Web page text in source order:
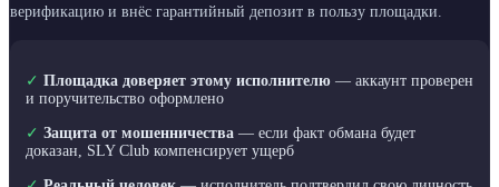
верификацию и внёс гарантийный депозит в пользу площадки.
✓ Площадка доверяет этому исполнителю — аккаунт проверен
и поручительство оформлено
✓ Защита от мошенничества — если факт обмана будет
доказан, SLY Club компенсирует ущерб